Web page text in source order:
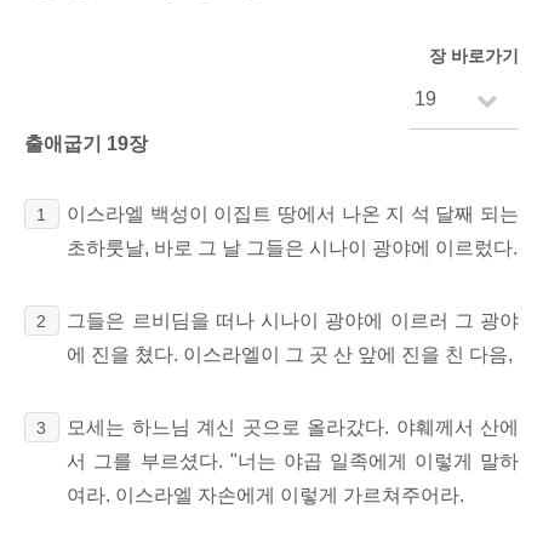
장 바로가기
출애굽기 19장
1
이스라엘 백성이 이집트 땅에서 나온 지 석 달째 되는
초하룻날, 바로 그 날 그들은 시나이 광야에 이르렀다.
2
그들은 르비딤을 떠나 시나이 광야에 이르러 그 광야
에 진을 쳤다. 이스라엘이 그 곳 산 앞에 진을 친 다음,
3
모세는 하느님 계신 곳으로 올라갔다. 야훼께서 산에
서 그를 부르셨다. "너는 야곱 일족에게 이렇게 말하
여라. 이스라엘 자손에게 이렇게 가르쳐주어라.